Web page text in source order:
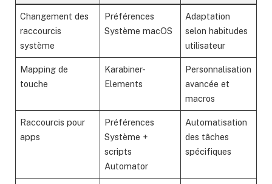
Changement des
raccourcis
système
Préférences
Système macOS
Adaptation
selon habitudes
utilisateur
Mapping de
touche
Karabiner-
Elements
Personnalisation
avancée et
macros
Raccourcis pour
apps
Préférences
Système +
scripts
Automator
Automatisation
des tâches
spécifiques